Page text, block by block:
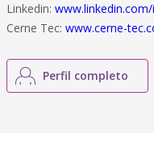
Linkedin:
Cerne Tec: www.cerne-
Perfil completo